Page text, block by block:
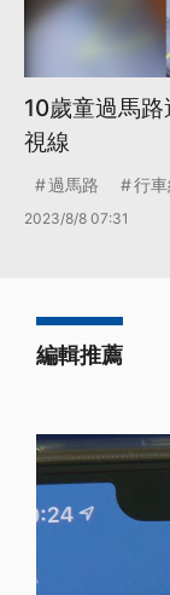
10歲童過馬
視線
過馬路 行
2023/8/8 07:31
編輯推薦